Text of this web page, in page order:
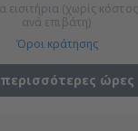
εισιτήρια (χωρίς
ανά επιβάτη)
Όροι κράτησης
περισσότερες ώρες